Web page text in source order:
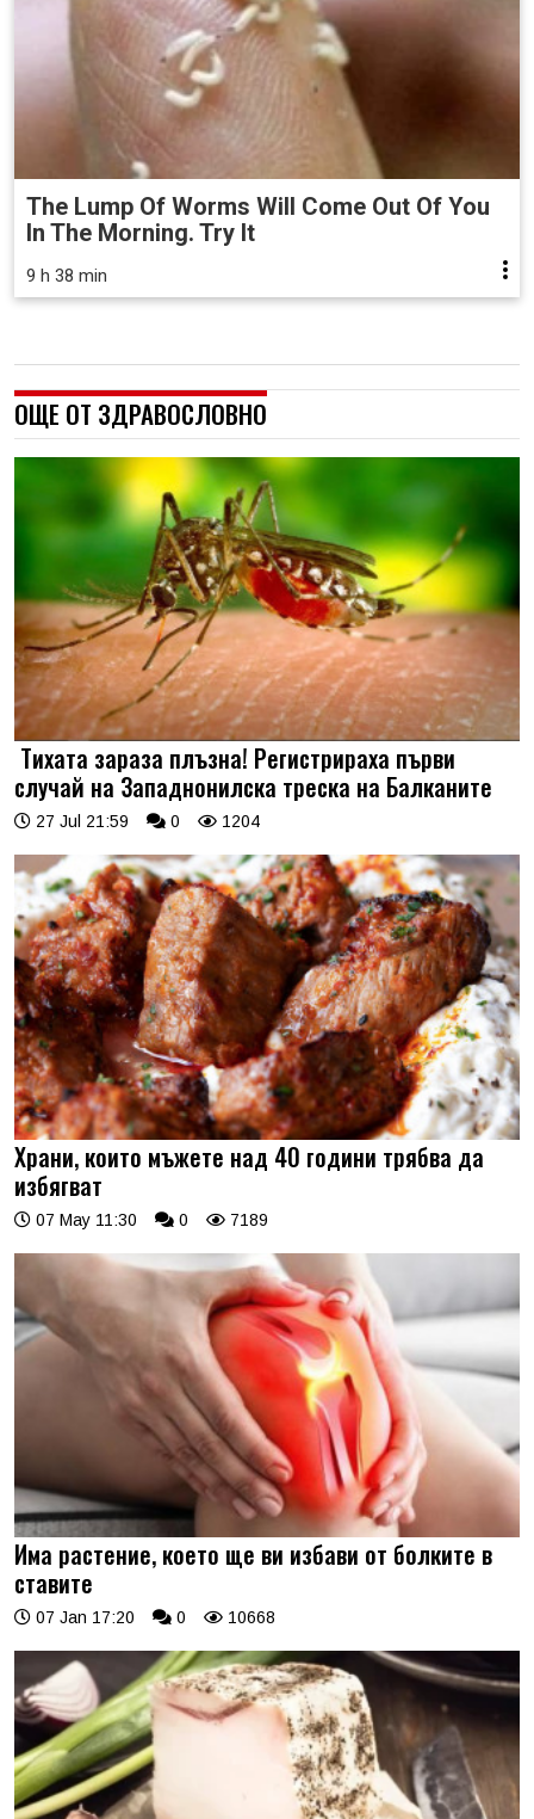
The Lump Of Worms Will Come Out Of You
In The Morning. Try It
9 h 38 min
ОЩЕ ОТ ЗДРАВОСЛОВНО
Тихата зараза плъзна! Регистрираха първи
случай на Западнонилска треска на Балканите
27 Jul 21:59 0 1204
Храни, които мъжете над 40 години трябва да
избягват
07 May 11:30 0 7189
Има растение, което ще ви избави от болките в
ставите
07 Jan 17:20 0 10668